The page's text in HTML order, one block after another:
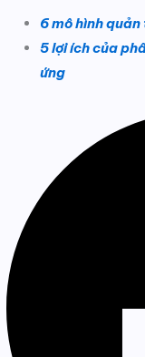
6 mô hình
5 lợi ích của
ứng